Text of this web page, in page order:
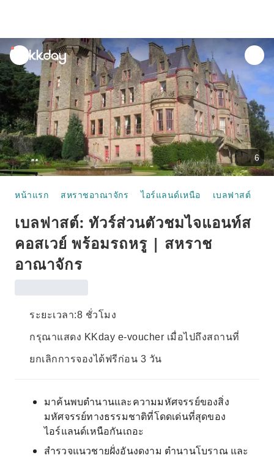
unread
notifications
6
หน้าแรก สหราชอาณาจักร ไอร์แลนด์เหนือ เบลฟาสต์
เบลฟาสต์: ทัวร์ส่วนตัวชมไจแอนท์ส
คอสเวย์ พร้อมรถหรู | สหราช
อาณาจักร
ระยะเวลา:8 ชั่วโมง
กรุณาแสดง KKday e-voucher เมื่อไปถึงสถานที่
ยกเลิกการจองได้ฟรีก่อน 3 วัน
มาค้นพบตำนานและความมหัศจรรย์ของสิ่ง
มหัศจรรย์ทางธรรมชาติที่โดดเด่นที่สุดของ
ไอร์แลนด์เหนือกันเถอะ
สำรวจแนวชายฝั่งอันงดงาม ตำนานโบราณ และ